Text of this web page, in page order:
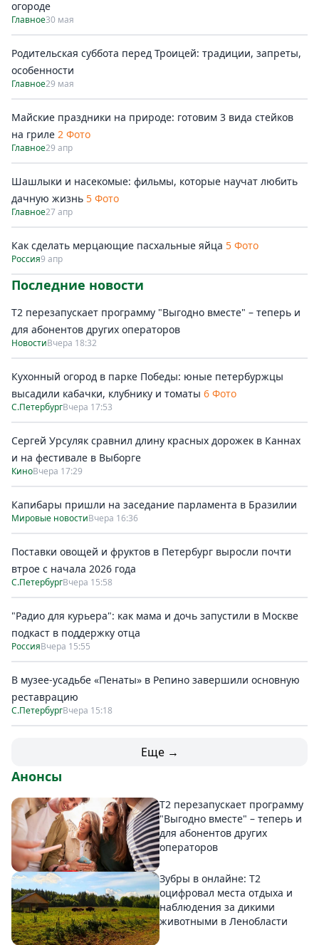
огороде
Главное30 мая
Родительская суббота перед Троицей: традиции, запреты,
особенности
Главное29 мая
Майские праздники на природе: готовим 3 вида стейков
на гриле 2 Фото
Главное29 апр
Шашлыки и насекомые: фильмы, которые научат любить
дачную жизнь 5 Фото
Главное27 апр
Как сделать мерцающие пасхальные яйца 5 Фото
Россия9 апр
Последние новости
Т2 перезапускает программу "Выгодно вместе" – теперь и
для абонентов других операторов
НовостиВчера 18:32
Кухонный огород в парке Победы: юные петербуржцы
высадили кабачки, клубнику и томаты 6 Фото
С.ПетербургВчера 17:53
Сергей Урсуляк сравнил длину красных дорожек в Каннах
и на фестивале в Выборге
КиноВчера 17:29
Капибары пришли на заседание парламента в Бразилии
Мировые новостиВчера 16:36
Поставки овощей и фруктов в Петербург выросли почти
втрое с начала 2026 года
С.ПетербургВчера 15:58
"Радио для курьера": как мама и дочь запустили в Москве
подкаст в поддержку отца
РоссияВчера 15:55
В музее-усадьбе «Пенаты» в Репино завершили основную
реставрацию
С.ПетербургВчера 15:18
Еще →
Анонсы
Т2 перезапускает программу
"Выгодно вместе" – теперь и
для абонентов других
операторов
Зубры в онлайне: Т2
оцифровал места отдыха и
наблюдения за дикими
животными в Ленобласти